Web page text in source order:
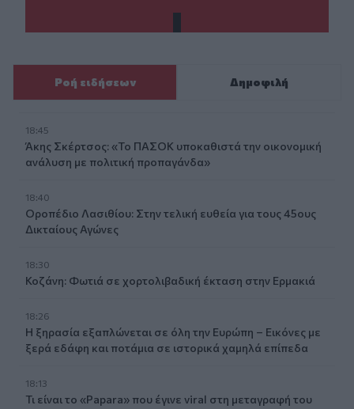
Ροή ειδήσεων Δημοφιλή
18:45
Άκης Σκέρτσος: «Το ΠΑΣΟΚ υποκαθιστά την οικονομική
ανάλυση με πολιτική προπαγάνδα»
18:40
Οροπέδιο Λασιθίου: Στην τελική ευθεία για τους 45ους
Δικταίους Αγώνες
18:30
Κοζάνη: Φωτιά σε χορτολιβαδική έκταση στην Ερμακιά
18:26
Η ξηρασία εξαπλώνεται σε όλη την Ευρώπη – Εικόνες με
ξερά εδάφη και ποτάμια σε ιστορικά χαμηλά επίπεδα
18:13
Τι είναι το «Papara» που έγινε viral στη μεταγραφή του